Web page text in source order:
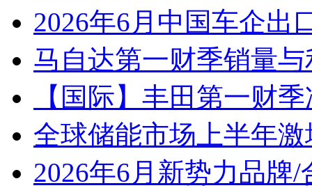
2026年6月中国车企出
马自达第一财季销量
【国际】丰田第一财
全球储能市场上半年激
2026年6月新势力品牌